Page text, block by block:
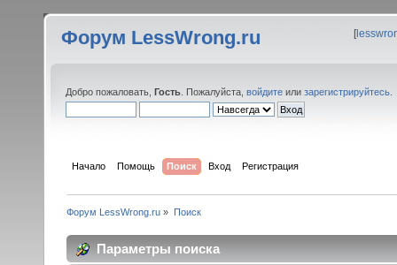
Форум LessWrong.ru [
Добро пожаловать, Гость . Пожалуйста, войдите или зарегистрируйтесь
Начало Помощь Поиск Вход Регистрация
Форум LessWrong.ru » Поиск
Параметры поиска